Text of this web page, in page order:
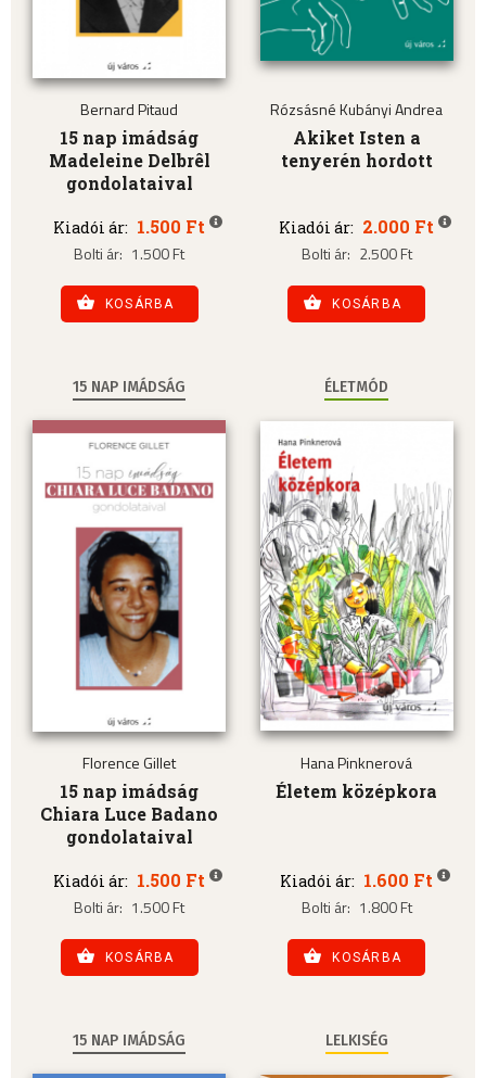
Bernard Pitaud
15 nap imádság
Madeleine Delbrêl
gondolataival
Kiadói ár: 1.500 Ft
Bolti ár: 1.500 Ft
KOSÁRBA
Rózsásné Kubányi Andrea
Akiket Isten a
tenyerén hordott
Kiadói ár: 2.000 Ft
Bolti ár: 2.500 Ft
KOSÁRBA
15 NAP IMÁDSÁG
Florence Gillet
15 nap imádság
Chiara Luce Badano
gondolataival
Kiadói ár: 1.500 Ft
Bolti ár: 1.500 Ft
KOSÁRBA
ÉLETMÓD
Hana Pinknerová
Életem középkora
Kiadói ár: 1.600 Ft
Bolti ár: 1.800 Ft
KOSÁRBA
15 NAP IMÁDSÁG LELKISÉG